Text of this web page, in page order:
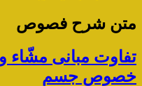
متن شرح فصوص
تفاوت مبانی مشّاء
خصوص جسم